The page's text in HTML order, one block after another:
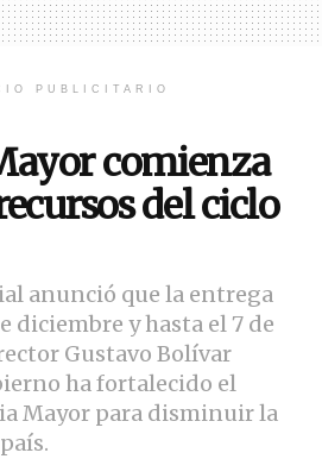
PUBLICITARIO
comienza
del ciclo
anunció que la entrega
diciembre y hasta el 7 de
Gustavo Bolívar
ha fortalecido el
Mayor para disminuir la